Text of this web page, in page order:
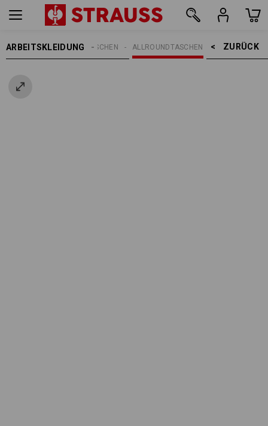
ARBEITSKLEIDUNG ZURÜCK    >
ALLROUNDTASCHEN
TASCHEN
ACCESSOIRES